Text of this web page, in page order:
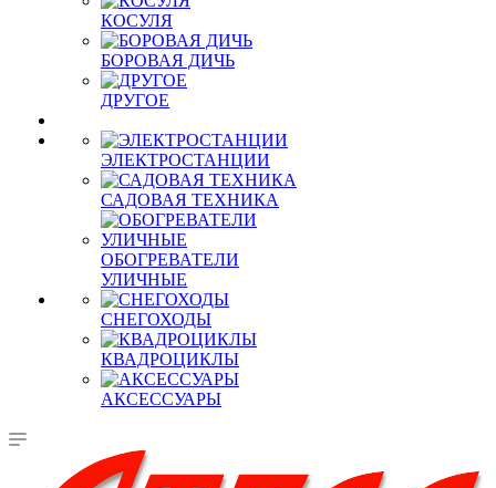
КОСУЛЯ
БОРОВАЯ ДИЧЬ
ДРУГОЕ
ЭЛЕКТРОСТАНЦИИ
САДОВАЯ ТЕХНИКА
ОБОГРЕВАТЕЛИ
УЛИЧНЫЕ
СНЕГОХОДЫ
КВАДРОЦИКЛЫ
АКСЕССУАРЫ